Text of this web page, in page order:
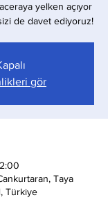
yelken açıyor
de davet ediyoruz!
gör
Taya
Türkiye